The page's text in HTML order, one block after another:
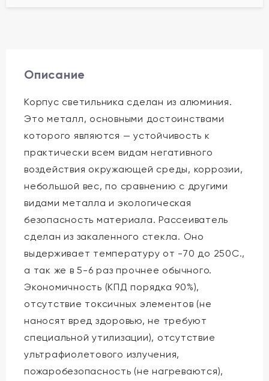
Описание
Корпус светильника сделан из алюминия.
Это металл, основными достоинствами
которого являются — устойчивость к
практически всем видам негативного
воздействия окружающей среды, коррозии,
небольшой вес, по сравнению с другими
видами металла и экологическая
безопасность материала. Рассеиватель
сделан из закаленного стекла. Оно
выдерживает температуру от -70 до 250С.,
а так же в 5-6 раз прочнее обычного.
Экономичность (КПД порядка 90%),
отсутствие токсичных элементов (не
наносят вред здоровью, не требуют
специальной утилизации), отсутствие
ультрафиолетового излучения,
пожаробезопасность (не нагреваются),